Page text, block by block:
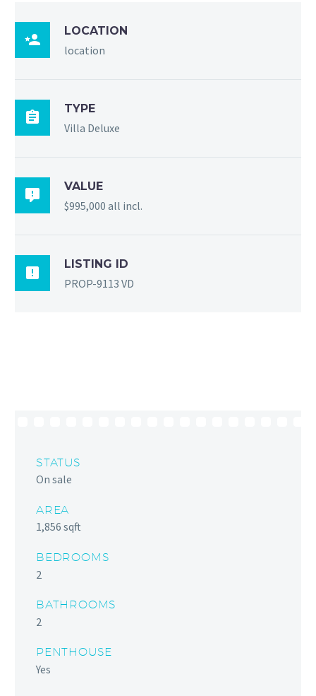

LOCATION
location

TYPE
Villa Deluxe

VALUE
$995,000 all incl.

LISTING ID
PROP-9113 VD
STATUS
On sale
AREA
1,856 sqft
BEDROOMS
2
BATHROOMS
2
PENTHOUSE
Yes